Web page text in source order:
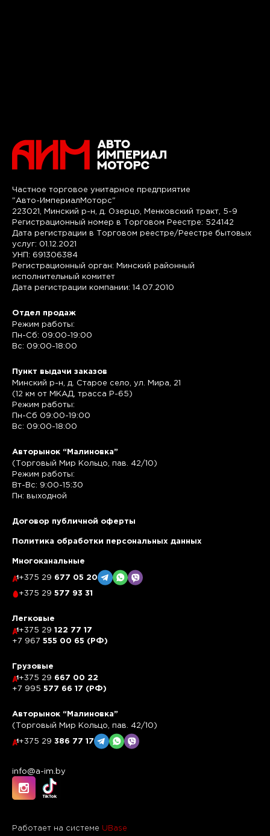
Частное торговое унитарное предприятие
"Авто-ИмпериалМоторс"
223021, Минский р-н, д. Озерцо, Менковский тракт, 5-9
Регистрационный номер в Торговом Реестре: 524142
Дата регистрации в Торговом реестре/Реестре бытовых
услуг: 01.12.2021
УНП: 691306384
Регистрационный орган: Минский районный
исполнительный комитет
Дата регистрации компании: 14.07.2010
Отдел продаж
Режим работы:
Пн-Сб: 09:00-19:00
Вс: 09:00-18:00
Пункт выдачи заказов
Минский р-н, д. Старое село, ул. Мира, 21
(12 км от МКАД, трасса P-65)
Режим работы:
Пн-Сб 09:00-19:00
Вс: 09:00-18:00
Авторынок “Малиновка”
(Торговый Мир Кольцо, пав. 42/10)
Режим работы:
Вт-Вс: 9:00-15:30
Пн: выходной
Договор публичной оферты
Политика обработки персональных данных
Многоканальные
+375 29 677 05 20
+375 29 577 93 31
Легковые
+375 29 122 77 17
+7 967 555 00 65 (РФ)
Грузовые
+375 29 667 00 22
+7 995 577 66 17 (РФ)
Авторынок “Малиновка”
(Торговый Мир Кольцо, пав. 42/10)
+375 29 386 77 17
info@a-im.by
Работает на системе UBase